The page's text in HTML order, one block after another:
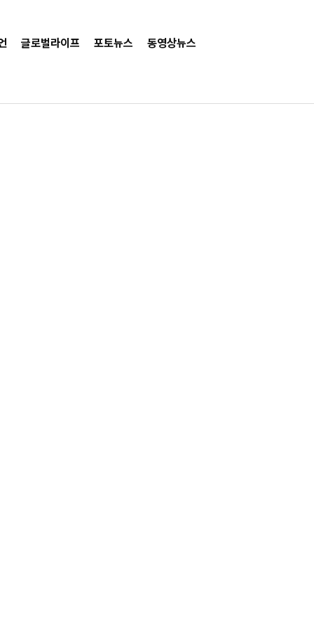
글로벌라이프 포토뉴스 동영상뉴스